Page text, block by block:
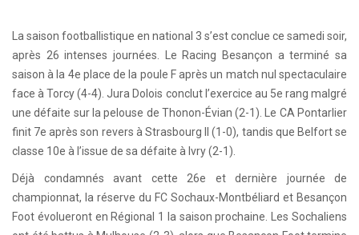
La saison footballistique en national 3 s’est conclue ce samedi soir,
après 26 intenses journées. Le Racing Besançon a terminé sa
saison à la 4e place de la poule F après un match nul spectaculaire
face à Torcy (4-4). Jura Dolois conclut l’exercice au 5e rang malgré
une défaite sur la pelouse de Thonon-Évian (2-1). Le CA Pontarlier
finit 7e après son revers à Strasbourg II (1-0), tandis que Belfort se
classe 10e à l’issue de sa défaite à Ivry (2-1).
Déjà condamnés avant cette 26e et dernière journée de
championnat, la réserve du FC Sochaux-Montbéliard et Besançon
Foot évolueront en Régional 1 la saison prochaine. Les Sochaliens